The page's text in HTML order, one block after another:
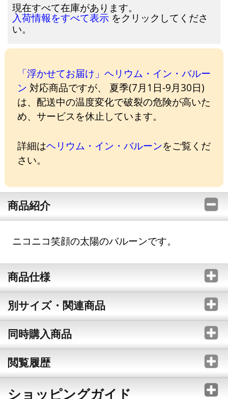
現在すべて在庫があります。
入荷情報をすべて表示 をクリックしてくださ
い。
「浮かせてお届け」ヘリウム・イン・バルー
ン 対応商品ですが、 夏季(7月1日-9月30日)
は、配送中の温度変化で破裂の危険が高いた
め、サービスを休止しています。
詳細はヘリウム・イン・バルーンをご覧くだ
さい。
商品紹介
ニコニコ笑顔の太陽のバルーンです。
商品仕様
別サイズ・関連商品
同時購入商品
閲覧履歴
ショッピングガイド